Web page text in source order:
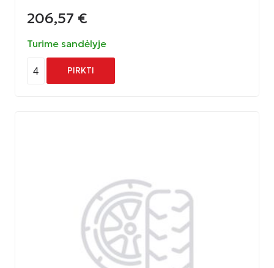
206,57 €
Turime sandėlyje
4 PIRKTI